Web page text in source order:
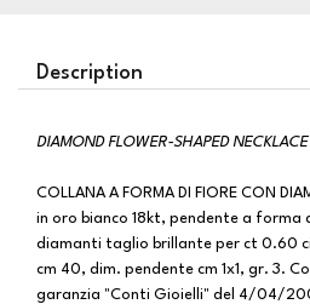
Description
DIAMOND FLOWER-SHAPED
COLLANA A FORMA DI FIORE CON
in oro bianco 18kt, pendente a forma
diamanti taglio brillante per ct 0.60
cm 40, dim. pendente cm 1x1, gr. 3.
garanzia "Conti Gioielli" del 4/04/